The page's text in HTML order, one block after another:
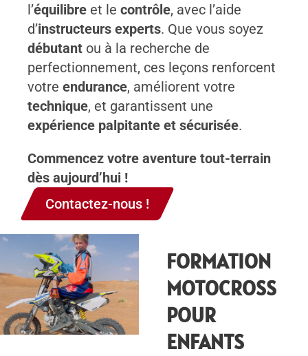
l’équilibre et le contrôle, avec l’aide
d’instructeurs experts. Que vous soyez
débutant ou à la recherche de
perfectionnement, ces leçons renforcent
votre endurance, améliorent votre
technique, et garantissent une
expérience palpitante et sécurisée.
Commencez votre aventure tout-terrain
dès aujourd’hui !
Contactez-nous !
FORMATION
MOTOCROSS
POUR
ENFANTS